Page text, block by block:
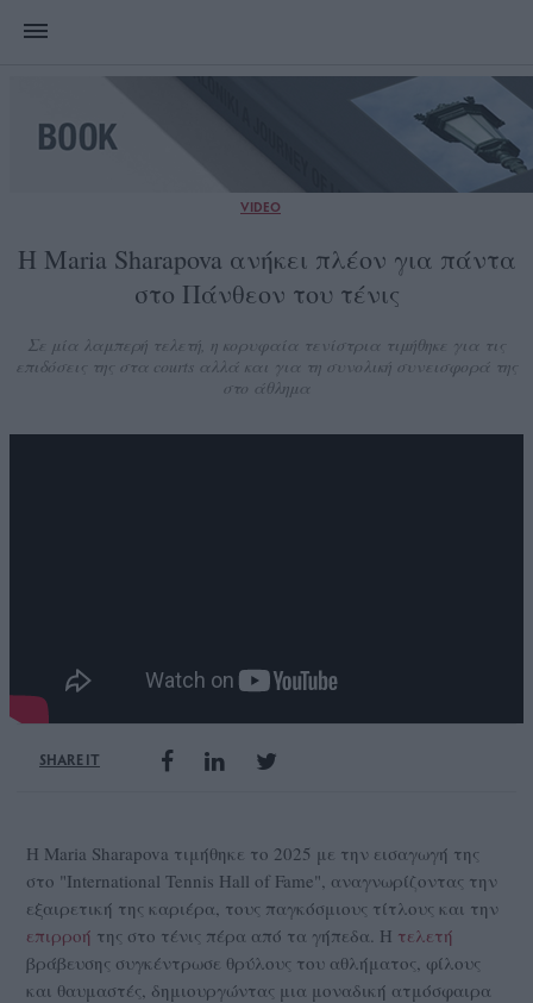
VIDEO
Η Maria Sharapova ανήκει πλέον για πάντα
στο Πάνθεον του τένις
Σε μία λαμπερή τελετή, η κορυφαία τενίστρια τιμήθηκε για τις
επιδόσεις της στα courts αλλά και για τη συνολική συνεισφορά της
στο άθλημα
SHARE IT
Η Maria Sharapova τιμήθηκε το 2025 με την εισαγωγή της
στο "International Tennis Hall of Fame", αναγνωρίζοντας την
εξαιρετική της καριέρα, τους παγκόσμιους τίτλους και την
επιρροή της στο τένις πέρα από τα γήπεδα. Η τελετή
βράβευσης συγκέντρωσε θρύλους του αθλήματος, φίλους
και θαυμαστές, δημιουργώντας μια μοναδική ατμόσφαιρα